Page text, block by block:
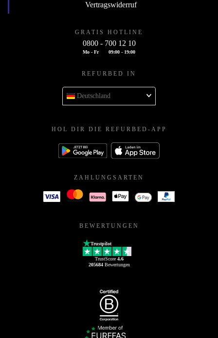
Vertragswiderruf
GRATIS HOTLINE
0800 - 700 12 10
Mo - Fr 09:00 - 19:00
REFURBED IN
Deutschland
HOL DIR DIE REFURBED-APP
ZAHLUNGSARTEN
BEWERTUNGEN
Trustpilot
TrustScore 4.6
205684Bewertungen